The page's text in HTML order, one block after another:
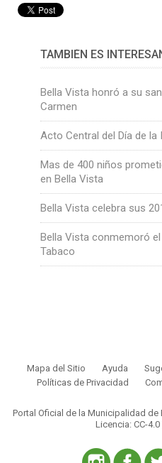
TAMBIÉN ES
Bella Vista honró a su
Carmen
Acto Central del Día de la
Mas de 400 niños
en Bella Vista
Bella Vista celebra sus
Bella Vista conmemoró
Tabaco
Mapa del Sitio Ayuda
Políticas de Privacidad
Portal Oficial de la Municipalidad de
Licencia: CC-